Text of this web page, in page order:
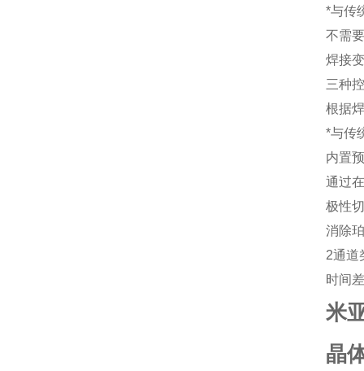
*与传
不需
焊接
三种
根据
*与传
内置
通过
极性
消除
2通道
时间
米
晶